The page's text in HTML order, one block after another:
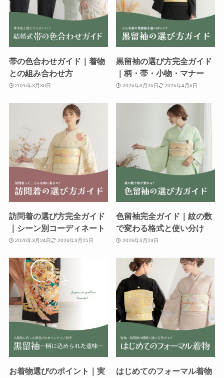
帯の色合わせガイド｜着物
との組み合わせ方
2026年3月30日
黒留袖の選び方完全ガイド
｜柄・帯・小物・マナー
2026年3月26日 2026年4月6日
訪問着の選び方完全ガイド
｜シーン別コーディネート
2026年3月24日 2026年3月25日
色留袖完全ガイド｜紋の数
で変わる格式と使い分け
2026年3月23日
お着物選びのポイント｜実
はじめてのフォーマル着物